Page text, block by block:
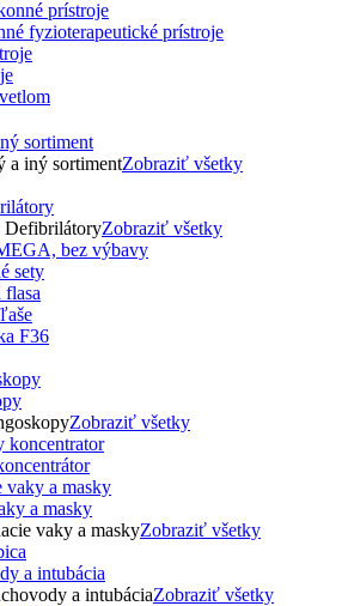
fyzioterapeutické prístroje
sortiment
a iný sortimentZobraziť všetky
Zobraziť všetky
sety
Zobraziť všetky
a masky
vaky a maskyZobraziť všetky
a intubácia
a intubáciaZobraziť všetky